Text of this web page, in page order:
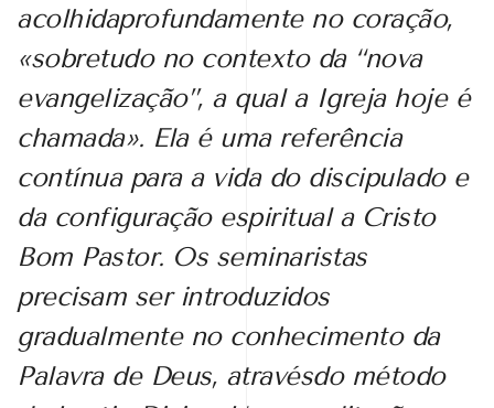
acolhidaprofundamente no coração,
«sobretudo no contexto da “nova
evangelização”, a qual a Igreja hoje é
chamada». Ela é uma referência
contínua para a vida do discipulado e
da configuração espiritual a Cristo
Bom Pastor. Os seminaristas
precisam ser introduzidos
gradualmente no conhecimento da
Palavra de Deus, atravésdo método